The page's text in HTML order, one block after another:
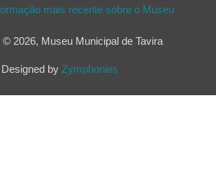
mais recente sobre o Museu
2026, Museu Municipal de Tavira
Designed by Zymphonies